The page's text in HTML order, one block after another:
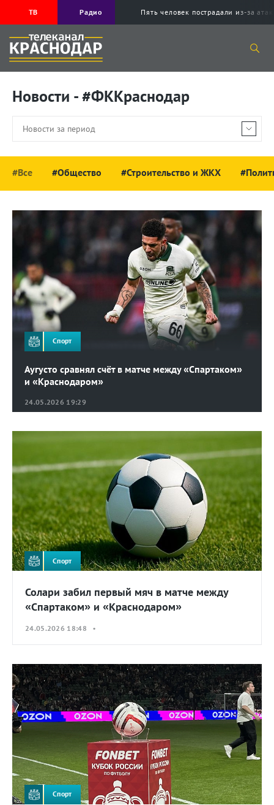
ТВ Радио Пять человек пострадали из-за
Новости - #ФККраснодар
#Все #Общество #Строительство и ЖКХ
24.05.2026 19:29
Аугусто сравнял счёт в матче между «Спартаком»
и «Краснодаром»
Спорт
Спорт
Солари забил первый мяч в матче между
«Спартаком» и «Краснодаром»
24.05.2026 18:48 •
Спорт